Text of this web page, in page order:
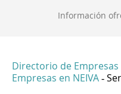
Información
Directorio de Empresas
Empresas en NEIVA -